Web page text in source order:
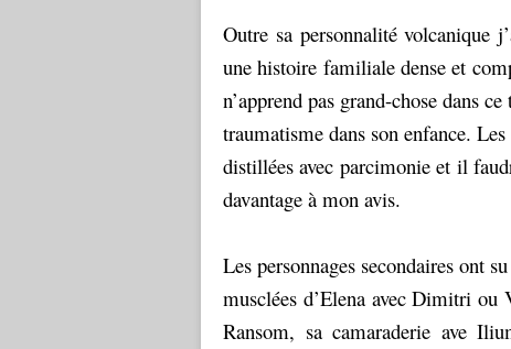
Outre sa personnalité volcanique
une histoire familiale dense et
n’apprend pas grand-chose dans
traumatisme dans son enfance.
distillées avec parcimonie et il
davantage à mon avis.
Les personnages secondaires ont
musclées d’Elena avec Dimitri ou
Ransom, sa camaraderie ave